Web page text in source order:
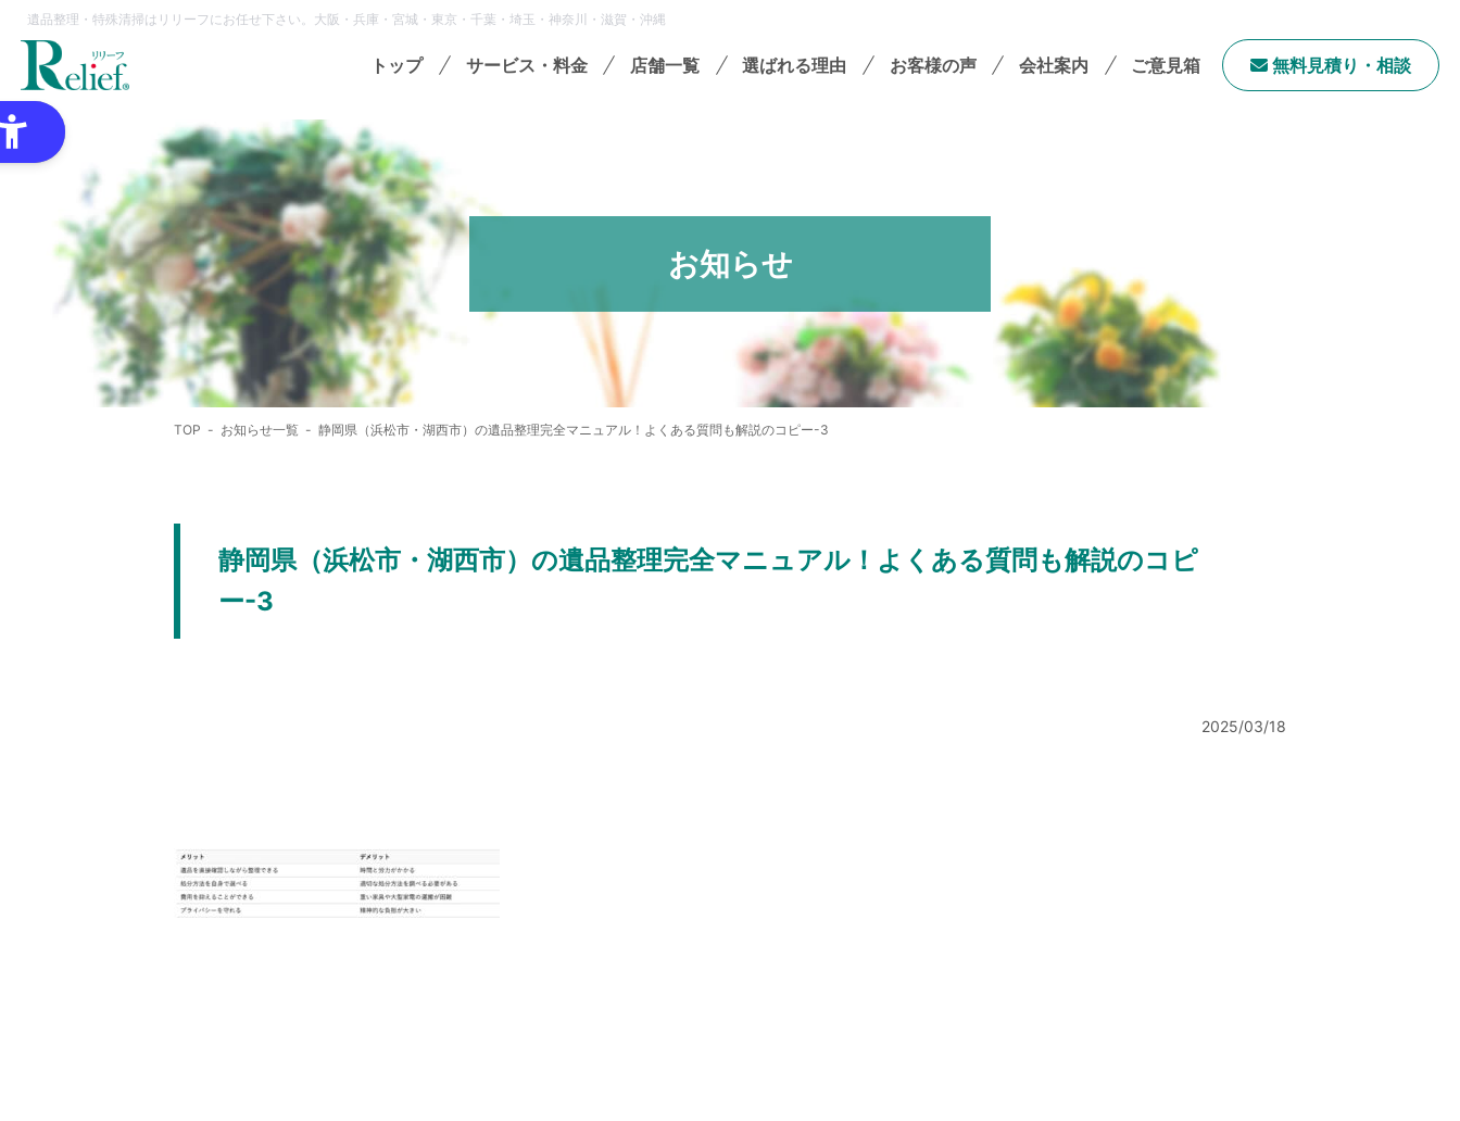
トップ サービス・料金
特殊清掃・孤独死
オプションサービス
店舗一覧 選ばれる理由 お客様の声 会社案内
サステナビリティ
「ユニウェブ」の使い方
フランチャイズ加盟オーナー募集
ご意見箱 無料⾒積り・相談
お知らせ
遺品整理・特殊清掃はリリーフにお任せ下さい。大阪・兵庫・宮城・東京・千葉・埼玉・神奈川・滋賀・沖縄
TOP お知らせ一覧 静岡県（浜松市・湖西市）の遺品整理完全マニュアル！よくある質問も解説のコピー-3
静岡県（浜松市・湖西市）の遺品整理完全マニュアル！よくある質問も解説のコピ
ー-3
2025/03/18